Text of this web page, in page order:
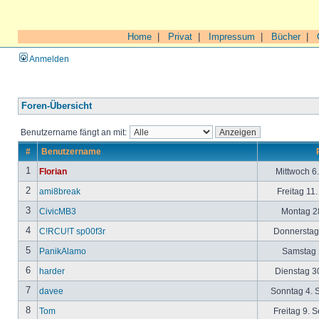
Home Privat Impressum Bücher|
Anmelden
Foren-Übersicht
Benutzername fängt an mit:
# Benutzername
1 Florian Mittwoch
2 ami8break Freitag
3 CivicMB3 Montag
4 C!RCU!T sp00f3r
5 PanikAlamo Samstag
6 harder Dienstag
7 davee Sonntag 4.
8 Tom Freitag 9.